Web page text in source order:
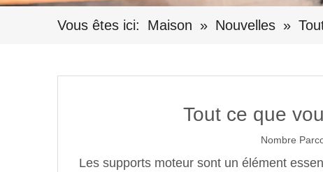
Vous êtes ici: Maison » Nouvelles »
Tout ce que
Nombre
Les supports moteur sont un élément